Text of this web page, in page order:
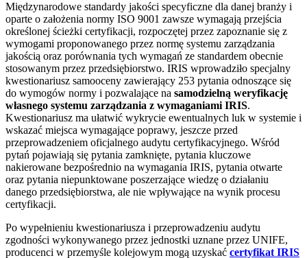
Międzynarodowe standardy jakości specyficzne dla danej branży i
oparte o założenia normy ISO 9001 zawsze wymagają przejścia
określonej ścieżki certyfikacji, rozpoczętej przez zapoznanie się z
wymogami proponowanego przez normę systemu zarządzania
jakością oraz porównania tych wymagań ze standardem obecnie
stosowanym przez przedsiębiorstwo. IRIS wprowadziło specjalny
kwestionariusz samooceny zawierający 253 pytania odnoszące się
do wymogów normy i pozwalające na samodzielną weryfikację
własnego systemu zarządzania z wymaganiami IRIS.
Kwestionariusz ma ułatwić wykrycie ewentualnych luk w systemie i
wskazać miejsca wymagające poprawy, jeszcze przed
przeprowadzeniem oficjalnego audytu certyfikacyjnego. Wśród
pytań pojawiają się pytania zamknięte, pytania kluczowe
nakierowane bezpośrednio na wymagania IRIS, pytania otwarte
oraz pytania niepunktowane poszerzające wiedzę o działaniu
danego przedsiębiorstwa, ale nie wpływające na wynik procesu
certyfikacji.
Po wypełnieniu kwestionariusza i przeprowadzeniu audytu
zgodności wykonywanego przez jednostki uznane przez UNIFE,
producenci w przemyśle kolejowym mogą uzyskać certyfikat IRIS